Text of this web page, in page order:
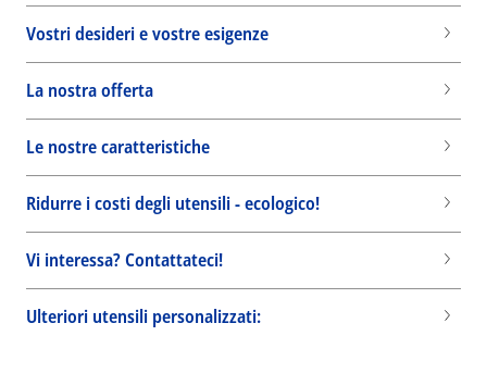
Vostri desideri e vostre esigenze
La nostra offerta
Le nostre caratteristiche
Ridurre i costi degli utensili - ecologico!
Vi interessa? Contattateci!
Ulteriori utensili personalizzati: